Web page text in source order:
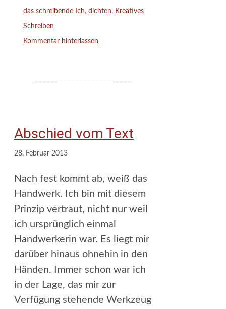
Schlagwörter
das schreibende Ich, dichten, Kreatives
Schreiben
Kommentar hinterlassen
Abschied vom Text
28. Februar 2013
Nach fest kommt ab, weiß das
Handwerk. Ich bin mit diesem
Prinzip vertraut, nicht nur weil
ich ursprünglich einmal
Handwerkerin war. Es liegt mir
darüber hinaus ohnehin in den
Händen. Immer schon war ich
in der Lage, das mir zur
Verfügung stehende Werkzeug